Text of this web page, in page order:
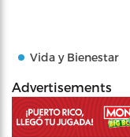
Vida y Bienestar
Advertisements